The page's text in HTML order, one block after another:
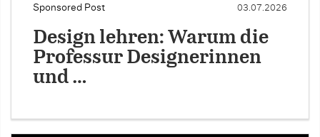
Sponsored Post 03.07.2026
Design lehren: Warum die
Professur Designerinnen
und …